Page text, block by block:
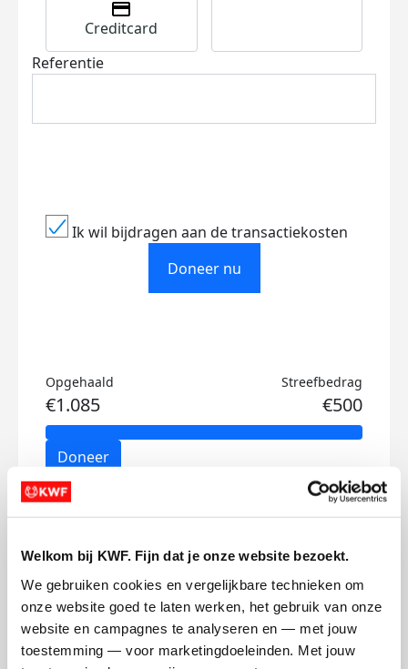
Welkom bij KWF. Fijn dat je onze website bezoekt.
We gebruiken cookies en vergelijkbare technieken om
onze website goed te laten werken, het gebruik van onze
website en campagnes te analyseren en — met jouw
toestemming — voor marketingdoeleinden. Met jouw
Creditcard
Referentie
Ik wil bijdragen aan de transactiekosten
Doneer nu
Opgehaald
€1.085
Streefbedrag
€500
Doneer
Roos's badges